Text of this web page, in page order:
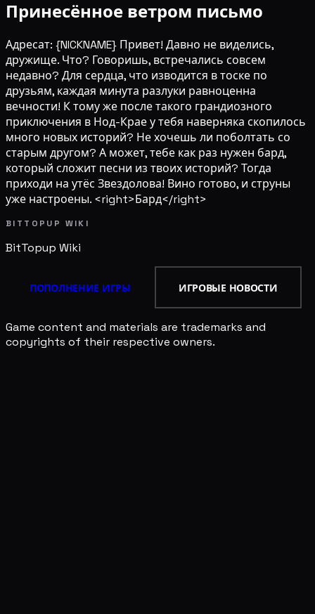
Принесённое ветром письмо
Адресат: {NICKNAME} Привет! Давно не виделись,
дружище. Что? Говоришь, встречались совсем
недавно? Для сердца, что изводится в тоске по
друзьям, каждая минута разлуки равноценна
вечности! К тому же после такого грандиозного
приключения в Нод-Крае у тебя наверняка скопилось
много новых историй? Не хочешь ли поболтать со
старым другом? А может, тебе как раз нужен бард,
который сложит песни из твоих историй? Тогда
приходи на утёс Звездолова! Вино готово, и струны
уже настроены. <right>Бард</right>
BITTOPUP WIKI
BitTopup Wiki
ПОПОЛНЕНИЕ ИГРЫ ИГРОВЫЕ НОВОСТИ
Game content and materials are trademarks and
copyrights of their respective owners.